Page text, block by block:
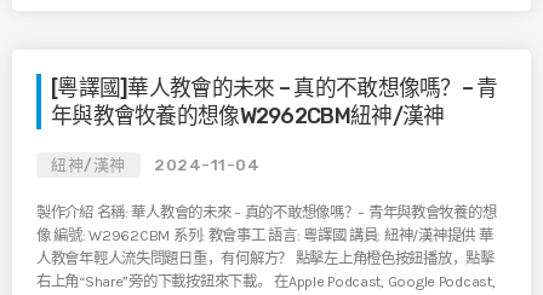
[粵譯國]華人教會的未來 – 真的不敢想像嗎？– 青
年與教會牧養的想像W2962CBM紐神/漢神
紐神/漢神 2024-11-04
製作介紹 名稱: 華人教會的未來 – 真的不敢想像嗎？– 青年與教會牧養的想
像 編號: W2962CBM 系列: 教會事工 語言: 粵譯國 講員: 紐神/漢神提供 華
人教會年輕人流失問題日重，有何解方？ 點擊左上角橙色按鈕播放，點擊
右上角“Share”旁的下載按鈕來下載。 在Apple Podcast, Google Podcast,